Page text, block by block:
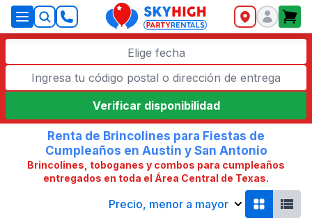
SkyHigh Logo
Elige fecha
Verificar disponibilidad
Renta de Brincolines para Fiestas de
Cumpleaños en Austin y San Antonio
Brincolines, toboganes y combos para cumpleaños
entregados en toda el Área Central de Texas.
Precio, menor a mayor